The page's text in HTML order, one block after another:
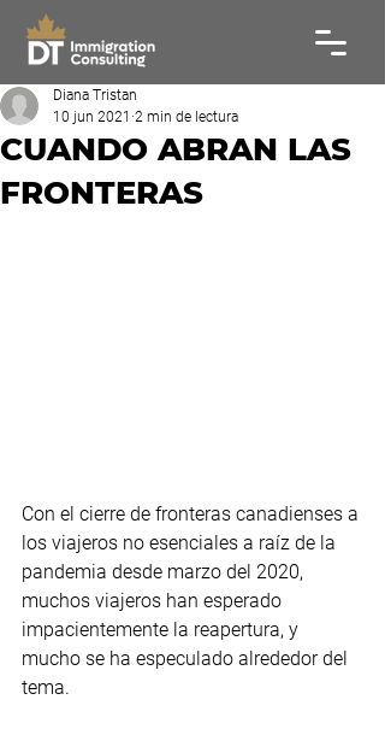
CUANDO ABRAN LAS
FRONTERAS
Diana Tristan
10 jun 2021 2 min de lectura
Con el cierre de fronteras canadienses a
los viajeros no esenciales a raíz de la
pandemia desde marzo del 2020,
muchos viajeros han esperado
impacientemente la reapertura, y
mucho se ha especulado alrededor del
tema.